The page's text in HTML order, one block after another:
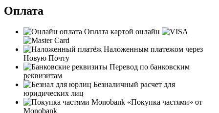
Оплата
Оплата картой онлайн
Наложенным платежом через
Новую Почту
Перевод по банковским
реквизитам
Безналичный расчет для
юридических лиц
«Покупка частями» от
Monobank